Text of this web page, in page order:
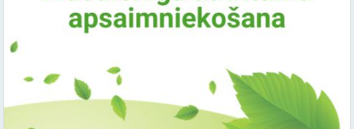
Saistītie raksti: